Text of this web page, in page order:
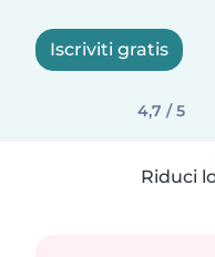
Iscriviti gratis
4,7 / 5
Riduci